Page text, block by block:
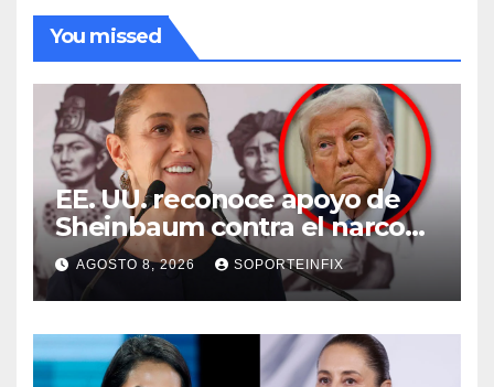
You missed
EE. UU. reconoce apoyo de
Sheinbaum contra el narco
pero advierte que persisten
desafíos
AGOSTO 8, 2026 SOPORTEINFIX